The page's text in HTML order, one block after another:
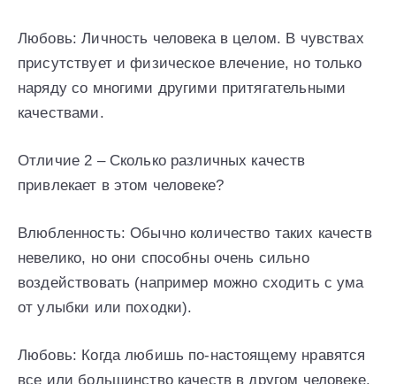
Любовь: Личность человека в целом. В чувствах
присутствует и физическое влечение, но только
наряду со многими другими притягательными
качествами.
Отличие 2 – Сколько различных качеств
привлекает в этом человеке?
Влюбленность: Обычно количество таких качеств
невелико, но они способны очень сильно
воздействовать (например можно сходить с ума
от улыбки или походки).
Любовь: Когда любишь по-настоящему нравятся
все или большинство качеств в другом человеке.